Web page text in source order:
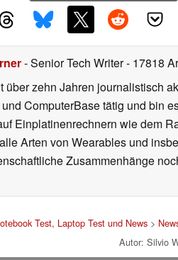
- Senior Tech Writer- 17818
über zehn Jahren journalistisch
ComputerBase tätig und bin
Einplatinenrechnern wie dem
Arten von Wearables und
Zusammenhänge
Test, Laptop Test und News>
Autor: Silvio